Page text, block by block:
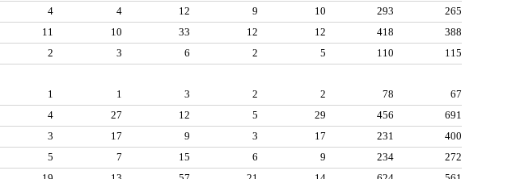
4 4 12 9 10 293
265
11 10 33 12 12 418
388
2 3 6 2 5 110
115
1 1 3 2 2 78
67
4 27 12 5 29 456
691
3 17 9 3 17 231
400
5 7 15 6 9 234
272